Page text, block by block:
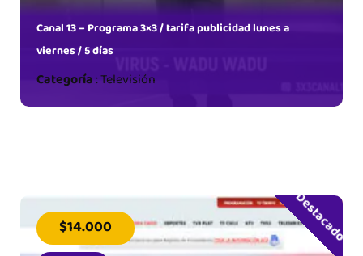
Canal 13 – Programa 3×3 / tarifa publicidad lunes a
viernes / 5 días
Categoría:Televisión
Destacado
$14.000